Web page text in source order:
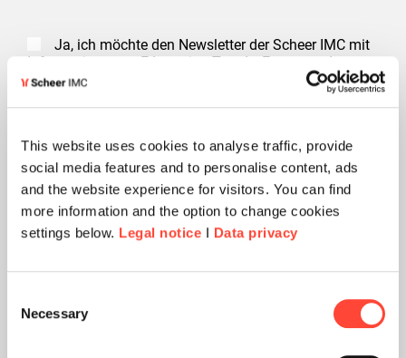
This website uses cookies to analyse traffic, provide
social media features and to personalise content, ads
and the website experience for visitors. You can find
more information and the option to change cookies
settings below. Legal notice I Data privacy
Selection
Necessary
Ja, ich möchte den Newsletter der Scheer IMC mit
Informationen zu E-Learning-Trends, Events und
Neuigkeiten von Scheer IMC erhalten. Meine
Einwilligung kann ich jederzeit über den Abmeldelink in
jeder E-Mail widerrufen. Die Datenschutzhinweise der
stimme diesen ausdrücklich zu.
Mit Angabe meiner Daten stimme ich zu, dass diese von der Scheer
Unternehmensgruppe zu dem jeweiligen Zweck gespeichert und genutzt
werden, um ggf. mit mir Kontakt aufzunehmen. Ich bin mir bewusst,